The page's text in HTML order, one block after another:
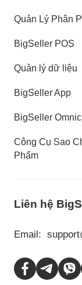
Quản Lý Phân
BigSeller POS
Quản lý dữ liệu
BigSeller App
BigSeller
Công Cụ Sao
Phẩm
Liên hệ
Email: